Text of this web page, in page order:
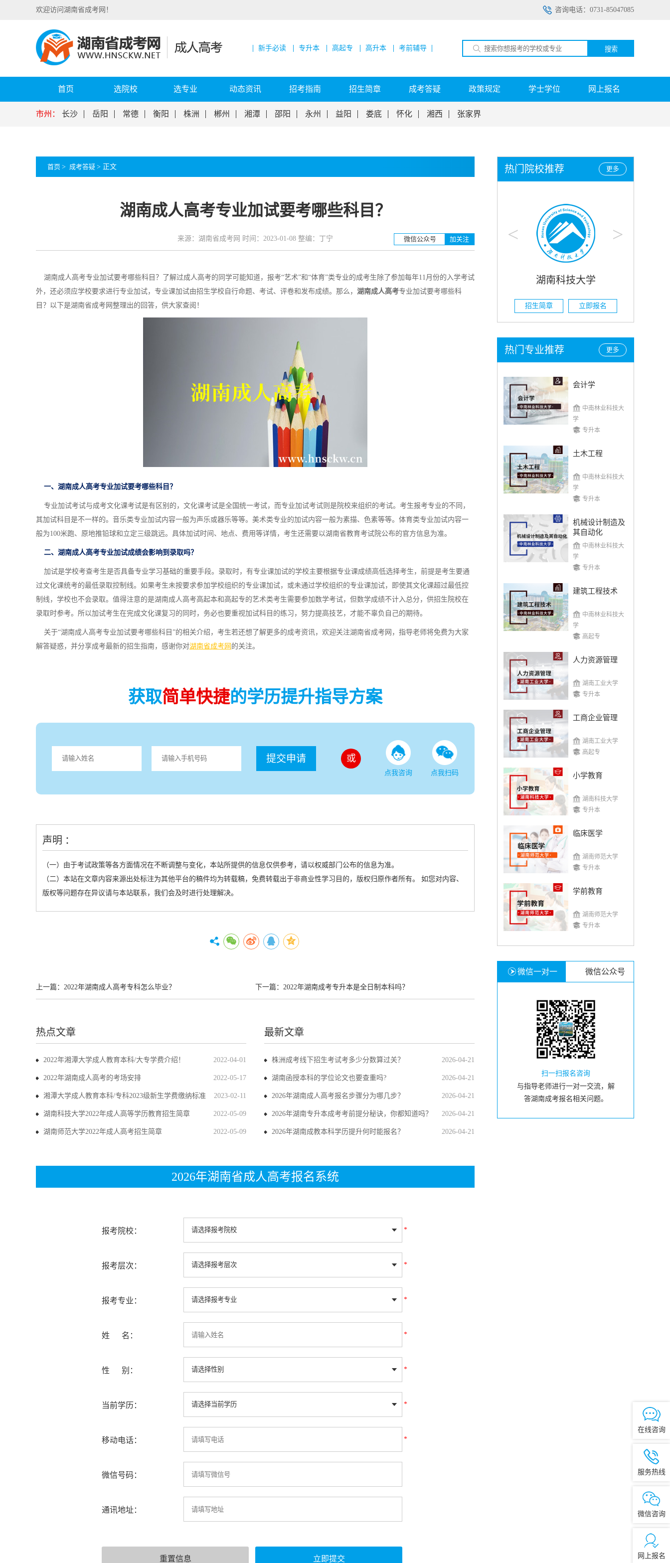
咨询电话：0731-85047085
欢迎访问湖南省成考网！
新手必读 专升本 高起专 高升本 考前辅导 搜索
首页 选院校 选专业 动态资讯 招考指南 招生简章 成考答疑 政策规定 学士学位 网上报名
市州： 长沙 岳阳 常德 衡阳 株洲 郴州 湘潭 邵阳 永州 益阳 娄底 怀化 湘西 张家界
首页 > 成考答疑 > 正文
湖南成人高考专业加试要考哪些科目？
来源：湖南省成考网 时间：2023-01-08 整编：丁宁 微信公众号 加关注
湖南成人高考专业加试要考哪些科目？了解过成人高考的同学可能知道，报考“艺术”和“体育”类专业的成考生除了参加每年11月份的入学考试
外，还必须应学校要求进行专业加试，专业课加试由招生学校自行命题、考试、评卷和发布成绩。那么， 湖南成人高考专业加试要考哪些科
目？以下是湖南省成考网整理出的回答，供大家查阅！
一、湖南成人高考专业加试要考哪些科目？
专业加试考试与成考文化课考试是有区别的，文化课考试是全国统一考试，而专业加试考试则是院校来组织的考试。考生报考专业的不同，
其加试科目是不一样的。音乐类专业加试内容一般为声乐或器乐等等。美术类专业的加试内容一般为素描、色素等等。体育类专业加试内容一
般为100米跑、原地推铅球和立定三级跳远。具体加试时间、地点、费用等详情，考生还需要以湖南省教育考试院公布的官方信息为准。
二、湖南成人高考专业加试成绩会影响到录取吗？
加试是学校考查考生是否具备专业学习基础的重要手段。录取时，有专业课加试的学校主要根据专业课成绩高低选择考生，前提是考生要通
过文化课统考的最低录取控制线。如果考生未按要求参加学校组织的专业课加试，或未通过学校组织的专业课加试，即使其文化课超过最低控
制线，学校也不会录取。值得注意的是湖南成人高考高起本和高起专的艺术类考生需要参加数学考试，但数学成绩不计入总分，供招生院校在
录取时参考。所以加试考生在完成文化课复习的同时，务必也要重视加试科目的练习，努力提高技艺，才能不辜负自己的期待。
关于“湖南成人高考专业加试要考哪些科目”的相关介绍，考生若还想了解更多的成考资讯，欢迎关注湖南省成考网，指导老师将免费为大家
解答疑惑，并分享成考最新的招生指南，感谢你对湖南省成考网 的关注。
获取简单快捷的学历提升指导方案
提交申请 或
点我咨询 点我扫码
声明 ：
（一）由于考试政策等各方面情况在不断调整与变化，本站所提供的信息仅供参考，请以权威部门公布的信息为准。
（二）本站在文章内容来源出处标注为其他平台的稿件均为转载稿，免费转载出于非商业性学习目的，版权归原作者所有。 如您对内容、
版权等问题存在异议请与本站联系，我们会及时进行处理解决。
上一篇： 2022年湖南成人高考专科怎么毕业？ 下一篇： 2022年湖南成考专升本是全日制本科吗？
热点文章
2022-04-01
2022年湘潭大学成人教育本科/大专学费介绍！
2022-05-17
2022年湖南成人高考的考场安排
2023-02-11
湘潭大学成人教育本科/专科2023级新生学费缴纳标准
2022-05-09
湖南科技大学2022年成人高等学历教育招生简章
2022-05-09
湖南师范大学2022年成人高考招生简章
最新文章
2026-04-21
株洲成考线下招生考试考多少分数算过关？
2026-04-21
湖南函授本科的学位论文也要查重吗?
2026-04-21
2026年湖南成人高考报名步骤分为哪几步？
2026-04-21
2026年湖南专升本成考考前提分秘诀，你都知道吗？
2026-04-21
2026年湖南成教本科学历提升何时能报名？
2026年湖南省成人高考报名系统
报考院校： *
报考层次： *
报考专业： *
姓 名： *
性 别： *
当前学历： *
移动电话： *
微信号码：
通讯地址：
更多
热门院校推荐
< >
湖南工业大学 湖南科技大学 湖南农业大学
招生简章 立即报名
更多
热门专业推荐
会计学
中南林业科技大
学
专升本
土木工程
中南林业科技大
学
专升本
机械设计制造及
其自动化
中南林业科技大
学
专升本
建筑工程技术
中南林业科技大
学
高起专
人力资源管理
湖南工业大学
专升本
工商企业管理
湖南工业大学
高起专
小学教育
湖南科技大学
专升本
临床医学
湖南师范大学
专升本
学前教育
湖南师范大学
专升本
微信一对一 微信公众号
扫一扫报名咨询
与指导老师进行一对一交流，解
答湖南成考报名相关问题。
在线咨询
服务热线
微信咨询
网上报名